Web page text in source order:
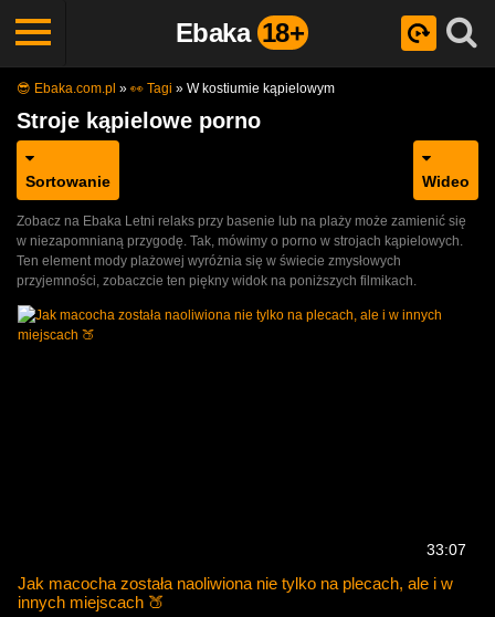
Ebaka 18+
😎 Ebaka.com.pl » 👀 Tagi » W kostiumie kąpielowym
Stroje kąpielowe porno
Sortowanie Wideo
Zobacz na Ebaka Letni relaks przy basenie lub na plaży może zamienić się
w niezapomnianą przygodę. Tak, mówimy o porno w strojach kąpielowych.
Ten element mody plażowej wyróżnia się w świecie zmysłowych
przyjemności, zobaczcie ten piękny widok na poniższych filmikach.
33:07
Jak macocha została naoliwiona nie tylko na plecach, ale i w
innych miejscach 🍑